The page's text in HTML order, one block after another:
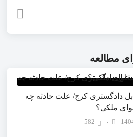
مطالعه
دادگستری کرج/ علت حادثه چه
ملکی؟
582